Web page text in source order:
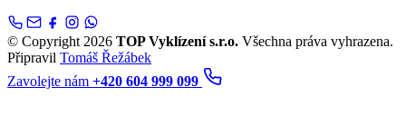
© Copyright 2026 TOP Vyklízení s.r.o. Všechna práva vyhrazena.
Připravil Tomáš Řežábek
Zavolejte nám +420 604 999 099